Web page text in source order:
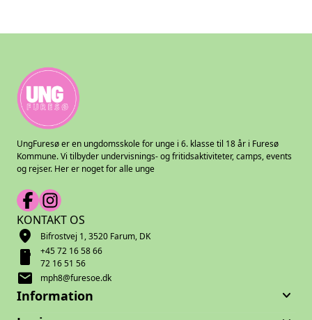
UngFuresø er en ungdomsskole for unge i 6. klasse til 18 år i Furesø
Kommune. Vi tilbyder undervisnings- og fritidsaktiviteter, camps, events
og rejser. Her er noget for alle unge
KONTAKT OS
location_on Bifrostvej 1, 3520 Farum, DK
smartphone
+45 72 16 58 66
72 16 51 56
mail mph8@furesoe.dk
Information keyboard_arrow_down